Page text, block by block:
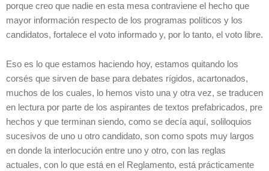
porque creo que nadie en esta mesa contraviene el hecho que
mayor información respecto de los programas políticos y los
candidatos, fortalece el voto informado y, por lo tanto, el voto libre.
Eso es lo que estamos haciendo hoy, estamos quitando los
corsés que sirven de base para debates rígidos, acartonados,
muchos de los cuales, lo hemos visto una y otra vez, se traducen
en lectura por parte de los aspirantes de textos prefabricados, pre
hechos y que terminan siendo, como se decía aquí, soliloquios
sucesivos de uno u otro candidato, son como spots muy largos
en donde la interlocución entre uno y otro, con las reglas
actuales, con lo que está en el Reglamento, está prácticamente